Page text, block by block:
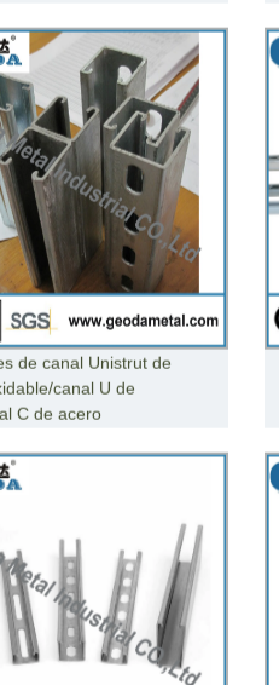
de canal Unistrut de
canal U de
C de acero